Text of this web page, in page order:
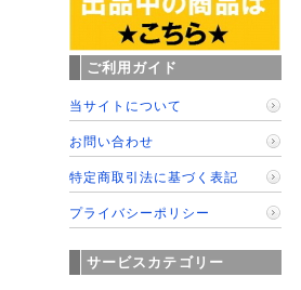
ご利用ガイド
当サイトについて
お問い合わせ
特定商取引法に基づく表記
プライバシーポリシー
サービスカテゴリー